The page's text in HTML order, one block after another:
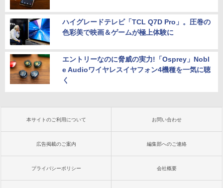
ハイグレードテレビ「TCL Q7D Pro」。圧巻の
色彩美で映画＆ゲームが極上体験に
エントリーなのに脅威の実力!「Osprey」Nobl
e Audioワイヤレスイヤフォン4機種を一気に聴
く
本サイトのご利用について お問い合わせ
広告掲載のご案内 編集部へのご連絡
プライバシーポリシー 会社概要